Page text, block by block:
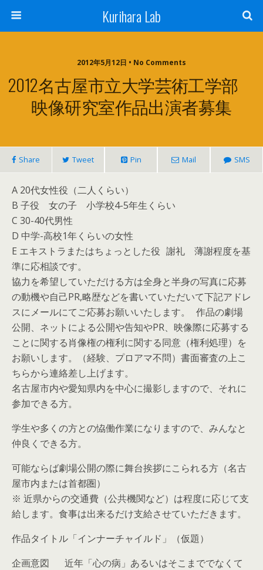
Kurihara Lab
2012年5月12日 • No Comments
2012名古屋市立大学芸術工学部
映像研究室作品出演者募集
Share Tweet Pin Mail SMS
A 20代女性役（二人くらい）
B 子役 女の子 小学校4-5年生くらい
C 30-40代男性
D 中学-高校1年くらいの女性
E エキストラまたはちょっとした役 謝礼 薄謝程度を基
準に応相談です。
協力を希望していただける方は全身と半身の写真に応募
の動機や自己PR,略歴などを書いていただいて下記アドレ
スにメールにてご応募お願いいたします。 作品の劇場
公開、ネットによる公開や告知やPR、映像際に応募する
ことに関する肖像権の権利に関する同意（権利処理）を
お願いします。（経験、プロアマ不問）書面審査の上こ
ちらから連絡差し上げます。
名古屋市内や愛知県内を中心に撮影しますので、それに
参加できる方。
学生や多くの方との恊働作業になりますので、みんなと
仲良くできる方。
可能ならば劇場公開の際に舞台挨拶にこられる方（名古
屋市内または首都圏）
※ 近県からの交通費（公共機関など）は程度に応じて支
給します。食事は出来るだけ支給させていただきます。
作品タイトル「インナーチャイルド」（仮題）
企画意図 近年「心の病」あるいはそこまででなくて